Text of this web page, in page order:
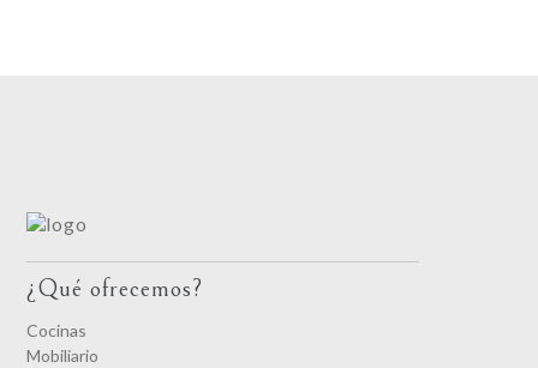
¿Qué ofrecemos?
Cocinas
Mobiliario